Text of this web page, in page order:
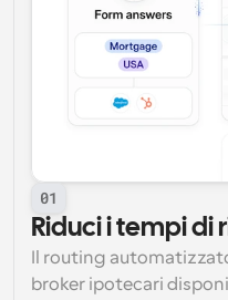
01
Riduci i tempi di
Il routing
broker ipotecari